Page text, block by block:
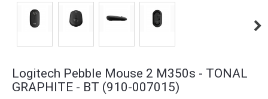
Logitech Pebble Mouse 2 M350s - TONAL
GRAPHITE - BT (910-007015)